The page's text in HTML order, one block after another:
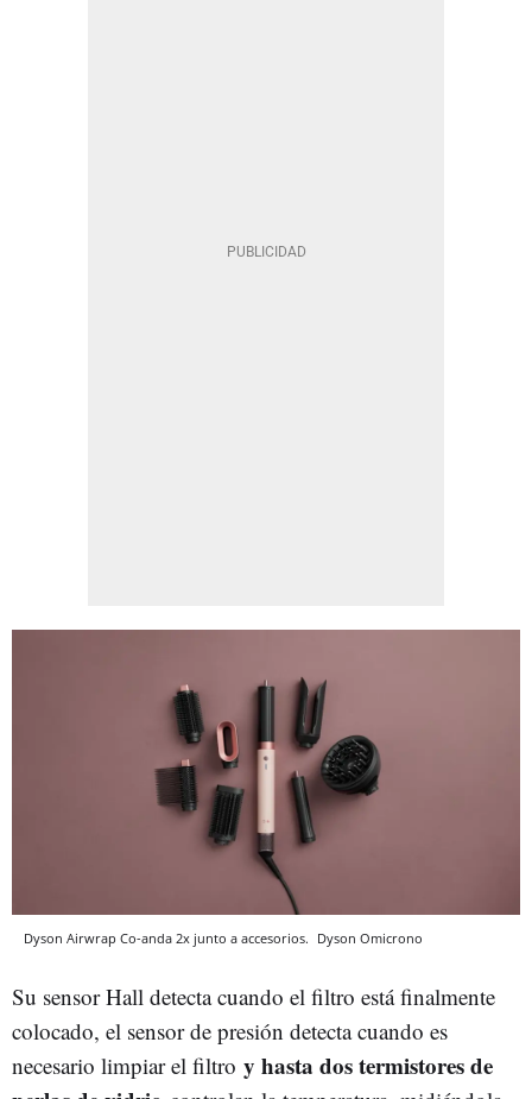
Dyson Airwrap Co-anda 2x junto a accesorios. Dyson Omicrono
Su sensor Hall detecta cuando el filtro está finalmente
colocado, el sensor de presión detecta cuando es
necesario limpiar el filtro y hasta dos termistores de